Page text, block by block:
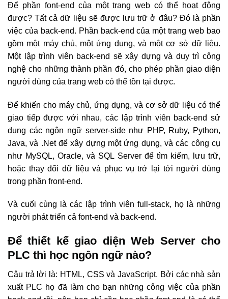
Để phần font-end của một trang web có thể hoạt động
được? Tất cả dữ liệu sẽ được lưu trữ ở đâu? Đó là phần
việc của back-end. Phần back-end của một trang web bao
gồm một máy chủ, một ứng dụng, và một cơ sở dữ liệu.
Một lập trình viên back-end sẽ xây dựng và duy trì công
nghệ cho những thành phần đó, cho phép phần giao diện
người dùng của trang web có thể tồn tại được.
Để khiến cho máy chủ, ứng dụng, và cơ sở dữ liệu có thể
giao tiếp được với nhau, các lập trình viên back-end sử
dụng các ngôn ngữ server-side như PHP, Ruby, Python,
Java, và .Net để xây dựng một ứng dụng, và các công cụ
như MySQL, Oracle, và SQL Server để tìm kiếm, lưu trữ,
hoặc thay đổi dữ liệu và phục vụ trở lại tới người dùng
trong phần front-end.
Và cuối cùng là các lập trình viên full-stack, họ là những
người phát triển cả font-end và back-end.
Để thiết kế giao diện Web Server cho
PLC thì học ngôn ngữ nào?
Câu trả lời là: HTML, CSS và JavaScript. Bởi các nhà sản
xuất PLC họ đã làm cho bạn những công việc của phần